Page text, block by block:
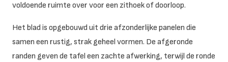
voldoende ruimte over voor een zithoek of doorloop.
Het blad is opgebouwd uit drie afzonderlijke panelen die
samen een rustig, strak geheel vormen. De afgeronde
randen geven de tafel een zachte afwerking, terwijl de ronde